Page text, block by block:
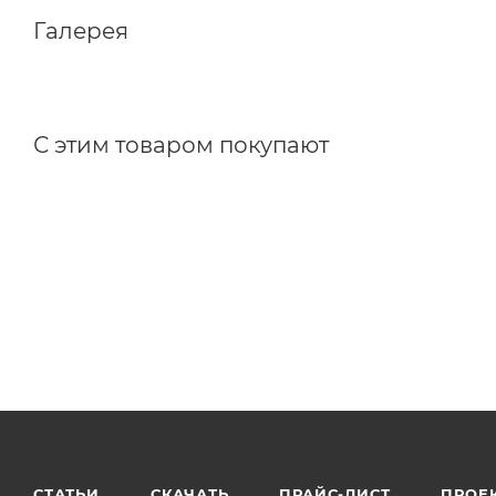
Галерея
С этим товаром покупают